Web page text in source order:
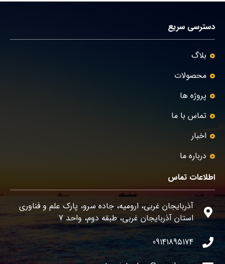
دسترسی سریع
بلاگ
محصولات
پروژه ها
تماس با ما
اخبار
درباره ما
اطلاعات تماس
آذربایجان غربی، ارومیه، جاده سرو، پارک علم و فناوری
استان آذربایجان غربی، طبقه دوم، واحد 7
09141895174